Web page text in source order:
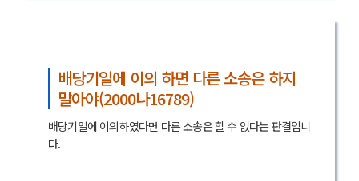
배당기일에 이의 하면 다른 소송은 하지
말아야(2000나16789)
배당기일에 이의하였다면 다른 소송은 할 수 없다는 판결입니
다.